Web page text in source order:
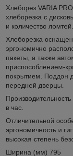
Хлеборез VARIA
хлеборезка с
и количество ломтей.
Хлеборезка
эргономично
пакеты, а также
приспособлением-
покрытием. Поддон
передней дверцы.
в час.
Отличительной
эргономичность и
высокая степень
Ширина (мм) 795